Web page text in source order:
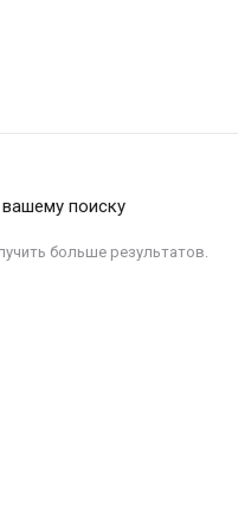
поиску
больше результатов.